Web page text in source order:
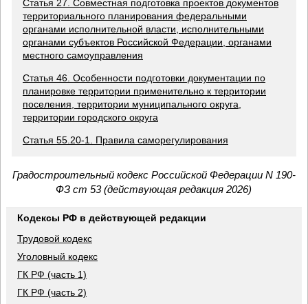
Статья 27. Совместная подготовка проектов документов
территориального планирования федеральными
органами исполнительной власти, исполнительными
органами субъектов Российской Федерации, органами
местного самоуправления
Статья 46. Особенности подготовки документации по
планировке территории применительно к территории
поселения, территории муниципального округа,
территории городского округа
Статья 55.20-1. Правила саморегулирования
Градостроительный кодекс Российской Федерации N 190-
ФЗ ст 53 (действующая редакция 2026)
Кодексы РФ в действующей редакции
Трудовой кодекс
Уголовный кодекс
ГК РФ (часть 1)
ГК РФ (часть 2)